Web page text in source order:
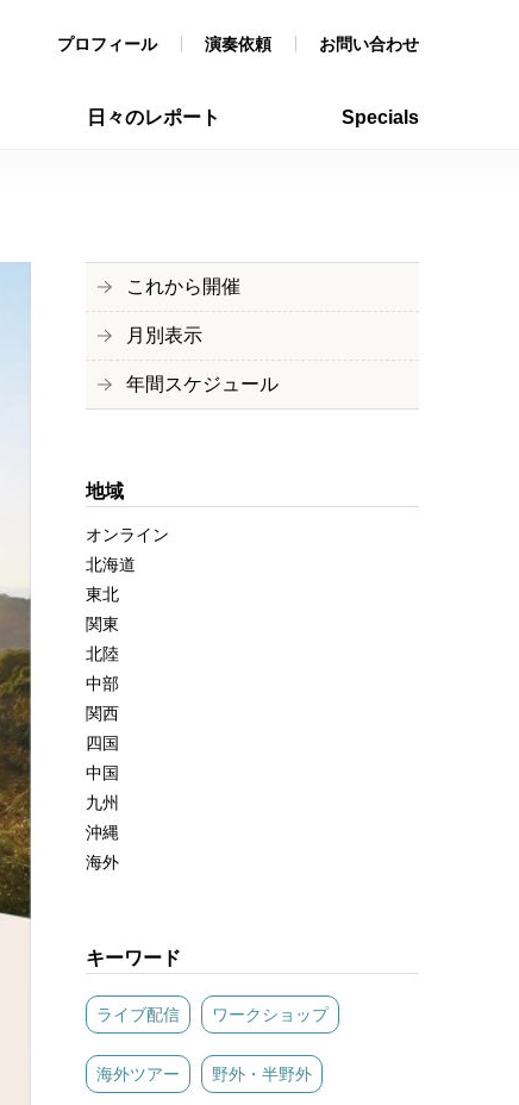
プロフィール 演奏依頼 お問い合わせ
日々のレポート Specials
これから開催
月別表示
年間スケジュール
地域
オンライン
北海道
東北
関東
北陸
中部
関西
四国
中国
九州
沖縄
海外
キーワード
ライブ配信 ワークショップ
海外ツアー 野外・半野外